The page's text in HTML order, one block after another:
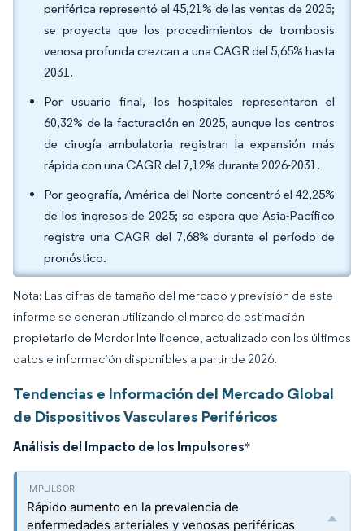
periférica representó el 45,21% de las ventas de 2025;
se proyecta que los procedimientos de trombosis
venosa profunda crezcan a una CAGR del 5,65% hasta
2031.
Por usuario final, los hospitales representaron el
60,32% de la facturación en 2025, aunque los centros
de cirugía ambulatoria registran la expansión más
rápida con una CAGR del 7,12% durante 2026-2031.
Por geografía, América del Norte concentró el 42,25%
de los ingresos de 2025; se espera que Asia-Pacífico
registre una CAGR del 7,68% durante el período de
pronóstico.
Nota: Las cifras de tamaño del mercado y previsión de este
informe se generan utilizando el marco de estimación
propietario de Mordor Intelligence, actualizado con los últimos
datos e información disponibles a partir de 2026.
Tendencias e Información del Mercado Global
de Dispositivos Vasculares Periféricos
Análisis del Impacto de los Impulsores*
Rápido aumento en la prevalencia de
enfermedades arteriales y venosas periféricas